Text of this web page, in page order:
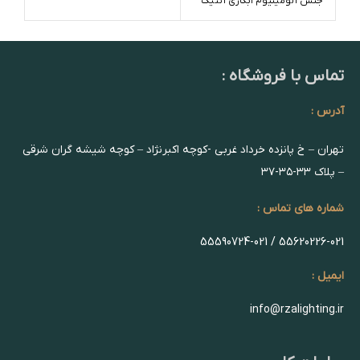
تماس با فروشگاه :
آدرس :
تهران – خ پانزده خرداد غربی -کوچه اکبرنژاد – کوچه شیشه گران شرقی
– پلاک ۳۳-۳۵-۳۷
شماره های تماس :
55620226-021 / 55590724-021
ایمیل :
info@rzalighting.ir